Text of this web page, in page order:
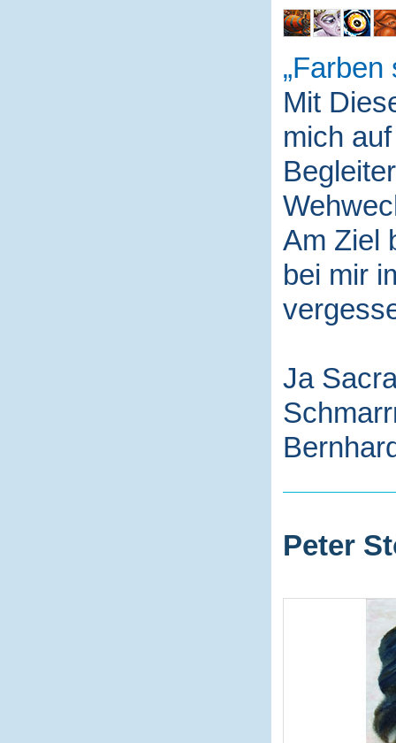
Farben
Mit
mich
Am Ziel
bei mir
Ja
Peter